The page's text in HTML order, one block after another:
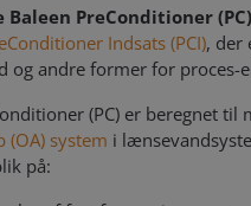
Baleen PreConditioner (PC)
Indsats (PCI), der
og andre former for proces-
(PC) er beregnet til
(OA) system i
på: